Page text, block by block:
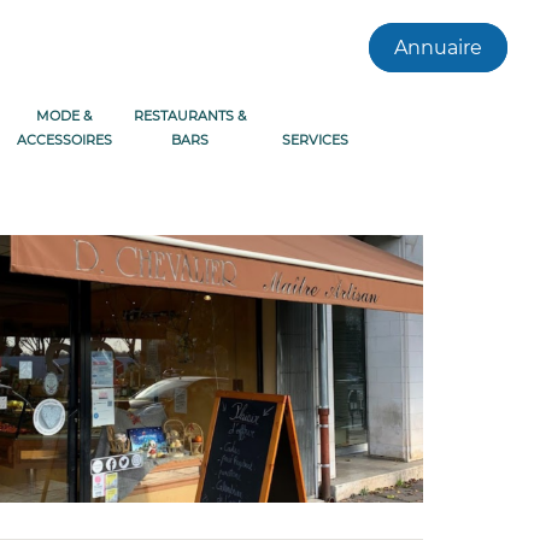
Annuaire
MODE &
ACCESSOIRES
RESTAURANTS &
BARS
SERVICES